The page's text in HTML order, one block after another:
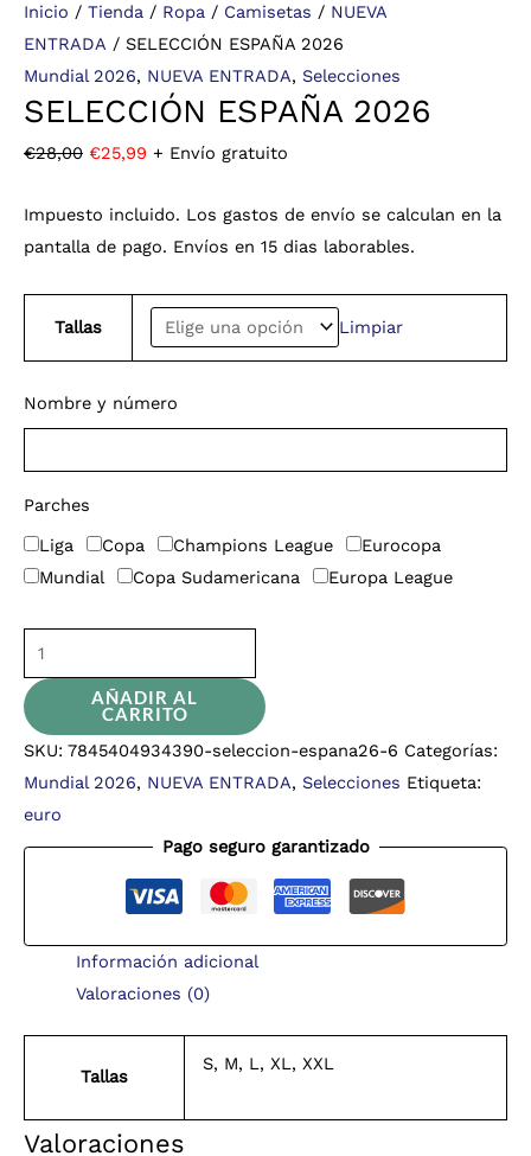
Inicio / Tienda / Ropa / Camisetas / NUEVA
ENTRADA / SELECCIÓN ESPAÑA 2026
Mundial 2026, NUEVA ENTRADA, Selecciones
SELECCIÓN ESPAÑA 2026
€28,00 €25,99 + Envío gratuito
Impuesto incluido. Los gastos de envío se calculan en la
pantalla de pago. Envíos en 15 dias laborables.
Tallas Limpiar
Nombre y número
Parches
Liga
Copa Champions League
Eurocopa
Mundial
Copa Sudamericana Europa League
AÑADIR AL
CARRITO
SKU: 7845404934390-seleccion-espana26-6 Categorías:
Mundial 2026, NUEVA ENTRADA, Selecciones Etiqueta:
euro
Pago seguro garantizado
Información adicional
Valoraciones (0)
Tallas
S, M, L, XL, XXL
Valoraciones